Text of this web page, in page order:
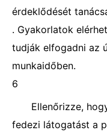
érdeklődését
. Gyakorlatok
tudják elfogadni az
munkaidőben.
6
Ellenőrizze,
fedezi látogatást a